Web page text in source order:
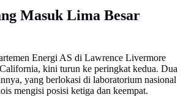
Masuk Lima Besar
Energi AS di Lawrence Livermore
kini turun ke peringkat kedua. Dua
yang berlokasi di laboratorium nasional
mengisi posisi ketiga dan keempat.